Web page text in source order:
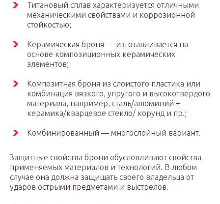
Титановый сплав характеризуется отличными
механическими свойствами и коррозионной
стойкостью;
Керамическая броня — изготавливается на
основе композиционных керамических
элементов;
Композитная броня из слоистого пластика или
комбинация вязкого, упругого и высокотвердого
материала, например, сталь/алюминий +
керамика/кварцевое стекло/ корунд и пр.;
Комбинированный — многослойный вариант.
Защитные свойства брони обусловливают свойства
применяемых материалов и технологий. В любом
случае она должна защищать своего владельца от
ударов острыми предметами и выстрелов.